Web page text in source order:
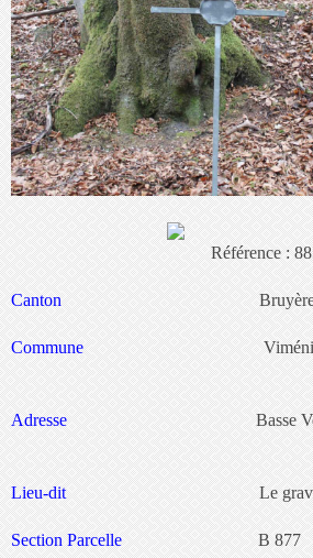
Référence :
Canton
Commune
AdresseBasse
Lieu-ditLe
Section ParcelleB 877